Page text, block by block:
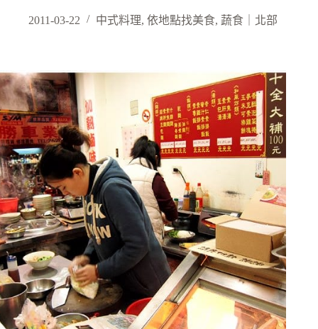
2011-03-22 中式料理, 依地點找美食, 蔬食｜北部